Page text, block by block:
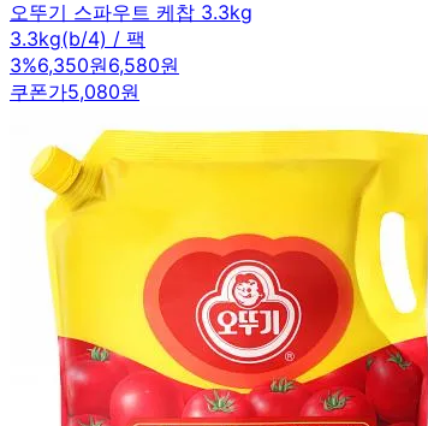
오뚜기 스파우트 케찹 3.3kg
3.3kg(b/4) / 팩
3%6,350원6,580원
쿠폰가5,080원